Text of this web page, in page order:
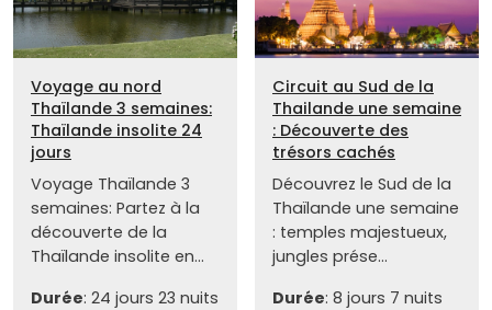
Voyage au nord
Thaïlande 3 semaines:
Thaïlande insolite 24
jours
Voyage Thaïlande 3
semaines: Partez à la
découverte de la
Thaïlande insolite en...
Durée: 24 jours 23 nuits
Circuit au Sud de la
Thailande une semaine
: Découverte des
trésors cachés
Découvrez le Sud de la
Thaïlande une semaine
: temples majestueux,
jungles prése...
Durée: 8 jours 7 nuits